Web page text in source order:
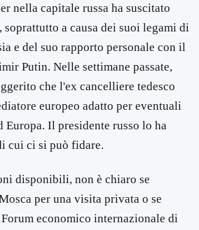
nella capitale russa ha suscitato
a causa dei suoi legami di
e del suo rapporto personale con il
Putin. Nelle settimane passate,
che l'ex cancelliere tedesco
europeo adatto per eventuali
Europa. Il presidente russo lo ha
cui ci si può fidare.
disponibili, non è chiaro se
per una visita privata o se
economico internazionale di